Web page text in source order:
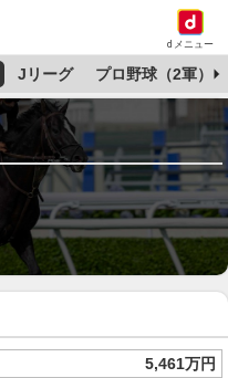
dメニュー
Jリーグ プロ野球（2軍）
5,461万円